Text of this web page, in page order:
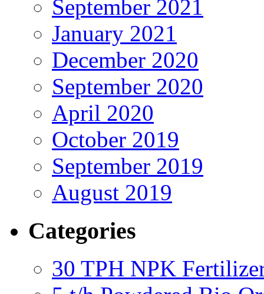
September 2021
January 2021
December 2020
September 2020
April 2020
October 2019
September 2019
August 2019
Categories
30 TPH NPK